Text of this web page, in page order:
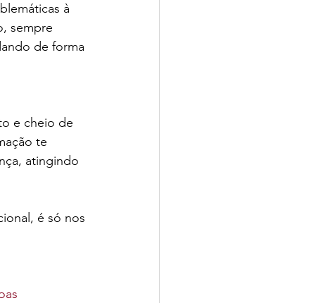
à
sempre
de forma
e cheio de
te
atingindo
é só nos